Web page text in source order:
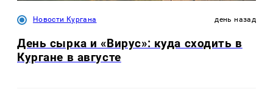
Новости Кургана день назад
День сырка и «Вирус»: куда сходить в
Кургане в августе